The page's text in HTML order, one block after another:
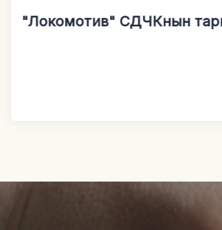
"Локомотив" СДЧКнын